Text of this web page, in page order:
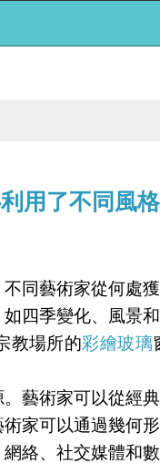
用了不同風
同藝術家從何處
四季變化、風景
教場所的彩繪玻璃
藝術家可以從經
家可以通過幾何
絡、社交媒體和